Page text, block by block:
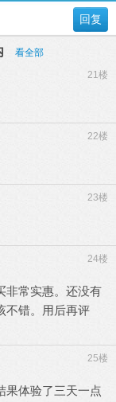
回复
看全部
21楼
22楼
23楼
24楼
非常实惠。还没有
不错。用后再评
25楼
果体验了三天一点